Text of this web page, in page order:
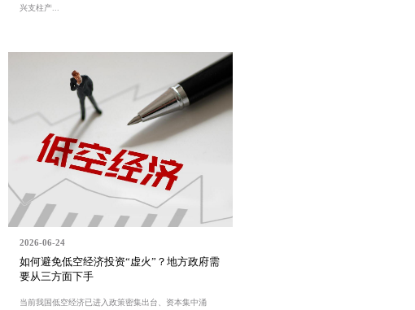
兴支柱产...
2026-06-24
如何避免低空经济投资“虚火”？地方政府需
要从三方面下手
当前我国低空经济已进入政策密集出台、资本集中涌